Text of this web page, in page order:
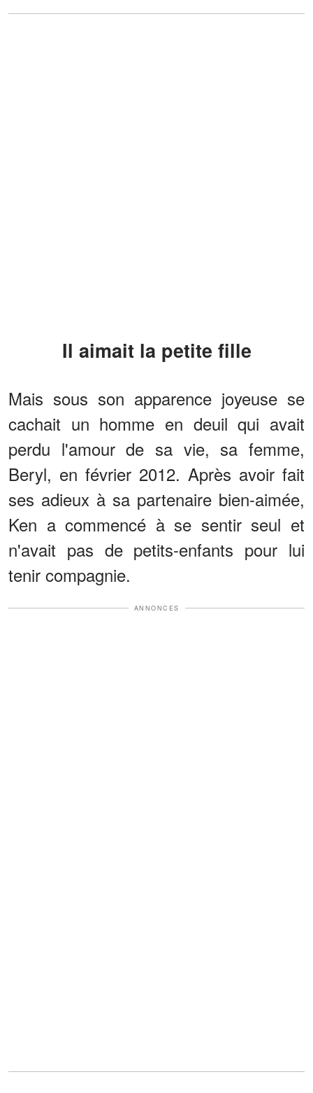
Il aimait la petite fille
Mais sous son apparence joyeuse se
cachait un homme en deuil qui avait
perdu l'amour de sa vie, sa femme,
Beryl, en février 2012. Après avoir fait
ses adieux à sa partenaire bien-aimée,
Ken a commencé à se sentir seul et
n'avait pas de petits-enfants pour lui
tenir compagnie.
ANNONCES